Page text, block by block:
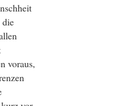
die
voraus,